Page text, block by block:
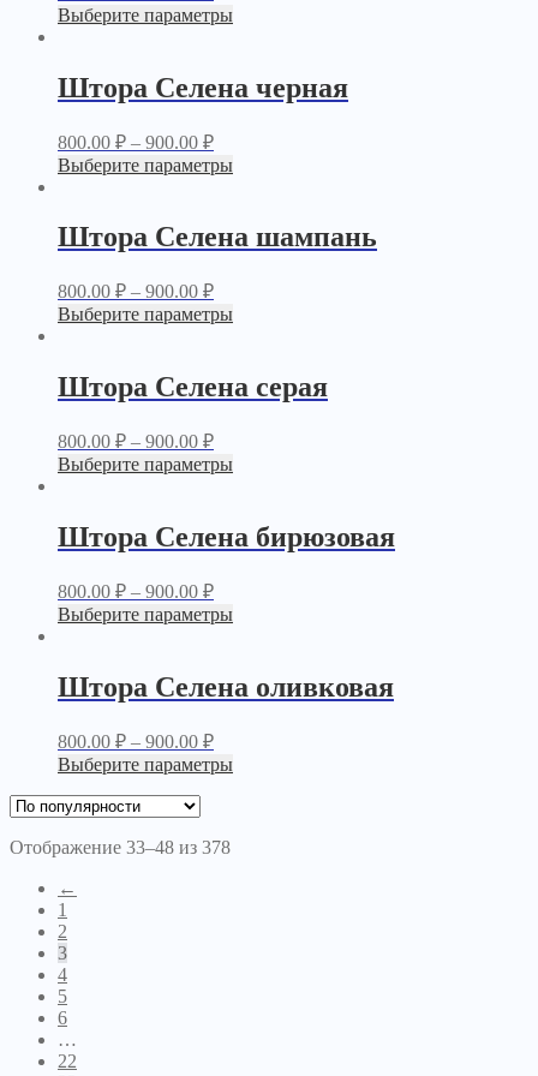
Выберите параметры
Штора Селена черная
800.00 ₽ – 900.00 ₽
Выберите параметры
Штора Селена шампань
800.00 ₽ – 900.00 ₽
Выберите параметры
Штора Селена серая
800.00 ₽ – 900.00 ₽
Выберите параметры
Штора Селена бирюзовая
800.00 ₽ – 900.00 ₽
Выберите параметры
Штора Селена оливковая
800.00 ₽ – 900.00 ₽
Выберите параметры
Отображение 33–48 из 378
←
1
2
3
4
5
6
…
22